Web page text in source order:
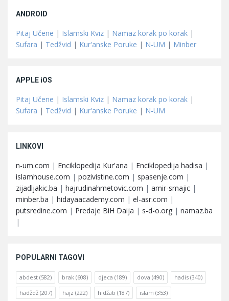
ANDROID
Pitaj Učene | Islamski Kviz | Namaz korak po korak |
Sufara | Tedžvid | Kur'anske Poruke | N-UM | Minber
APPLE iOS
Pitaj Učene | Islamski Kviz | Namaz korak po korak |
Sufara | Tedžvid | Kur'anske Poruke | N-UM
LINKOVI
n-um.com | Enciklopedija Kur'ana | Enciklopedija hadisa |
islamhouse.com | pozivistine.com | spasenje.com |
zijadljakic.ba | hajrudinahmetovic.com | amir-smajic |
minber.ba | hidayaacademy.com | el-asr.com |
putsredine.com | Predaje BiH Daija | s-d-o.org | namaz.ba
|
POPULARNI TAGOVI
abdest (582) brak (608) djeca (189) dova (490) hadis (340)
hadždž (207) hajz (222) hidžab (187) islam (353)